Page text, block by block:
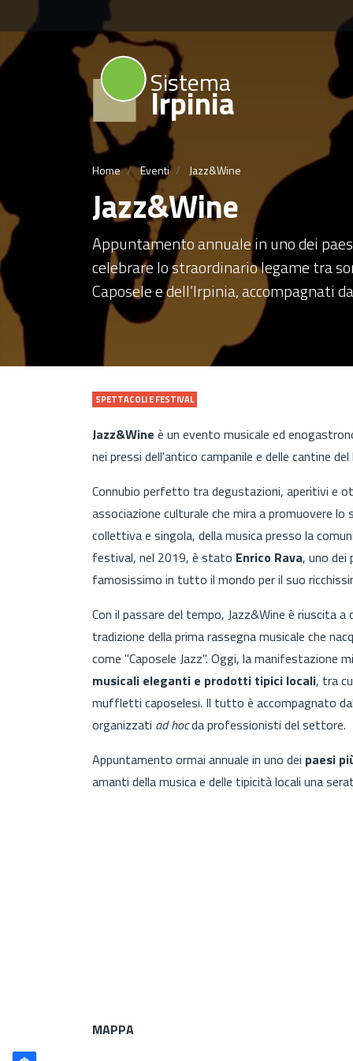
Sistema
Irpinia
Home Eventi Jazz&Wine
Jazz&Wine
Appuntamento annuale in uno dei
celebrare lo straordinario legame tra
Caposele e dell’Irpinia, accompagnati
SPETTACOLI E FESTIVAL
Jazz&Wine è un evento musicale ed
nei pressi dell'antico campanile e delle cantine
Connubio perfetto tra degustazioni, aperitivi e
associazione culturale che mira a promuovere
collettiva e singola, della musica presso la
festival, nel 2019, è stato Enrico Rava, uno dei
famosissimo in tutto il mondo per il suo
Con il passare del tempo, Jazz&Wine è riuscita
tradizione della prima rassegna musicale che
come "Caposele Jazz". Oggi, la manifestazione
musicali eleganti e prodotti tipici locali, tra
muffletti caposelesi. Il tutto è accompagnato
organizzati ad hocda professionisti del settore.
Appuntamento ormai annuale in uno dei paesi
amanti della musica e delle tipicità locali una
MAPPA